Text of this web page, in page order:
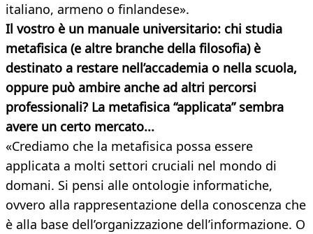
italiano, armeno o finlandese».
Il vostro è un manuale universitario: chi studia
metafisica (e altre branche della filosofia) è
destinato a restare nell’accademia o nella scuola,
oppure può ambire anche ad altri percorsi
professionali? La metafisica “applicata” sembra
avere un certo mercato...
«Crediamo che la metafisica possa essere
applicata a molti settori cruciali nel mondo di
domani. Si pensi alle ontologie informatiche,
ovvero alla rappresentazione della conoscenza che
è alla base dell’organizzazione dell’informazione. O